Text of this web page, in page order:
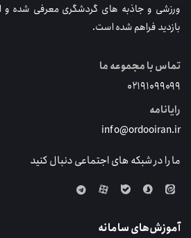
ورزشی و جاذبه های گردشگری معرفی شده و
بازدید فراهم شده است.
تماس با مجموعه ما
۰۲۱۹۱۰۹۹۰۹۹
رایانامه
info@ordooiran.ir
ما را در شبکه های اجتماعی دنبال کنید
آموزش‌های سامانه